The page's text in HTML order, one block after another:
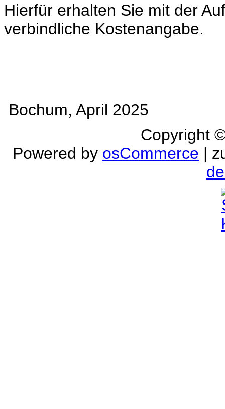
Hierfür erhalten Sie mit der
verbindliche Kostenangabe.
Bochum, April 2025
Copyright
Powered by osCommerce |